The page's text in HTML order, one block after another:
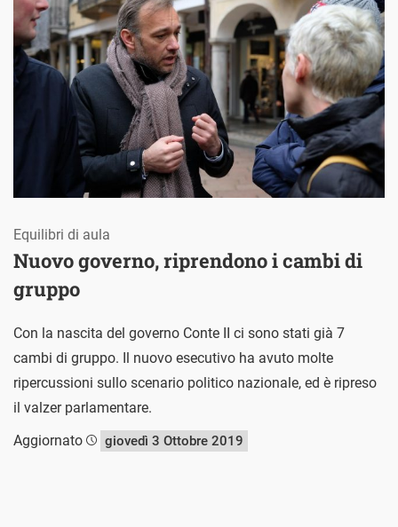
Nuovo governo, riprendono i cambi di
gruppo
Equilibri di aula
Con la nascita del governo Conte II ci sono stati già 7
cambi di gruppo. Il nuovo esecutivo ha avuto molte
ripercussioni sullo scenario politico nazionale, ed è ripreso
il valzer parlamentare.
Aggiornato
giovedì 3 Ottobre 2019